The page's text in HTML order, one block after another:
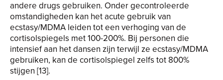
andere drugs gebruiken. Onder gecontroleerde
omstandigheden kan het acute gebruik van
ecstasy/MDMA leiden tot een verhoging van de
cortisolspiegels met 100-200%. Bij personen die
intensief aan het dansen zijn terwijl ze ecstasy/MDMA
gebruiken, kan de cortisolspiegel zelfs tot 800%
stijgen [13].